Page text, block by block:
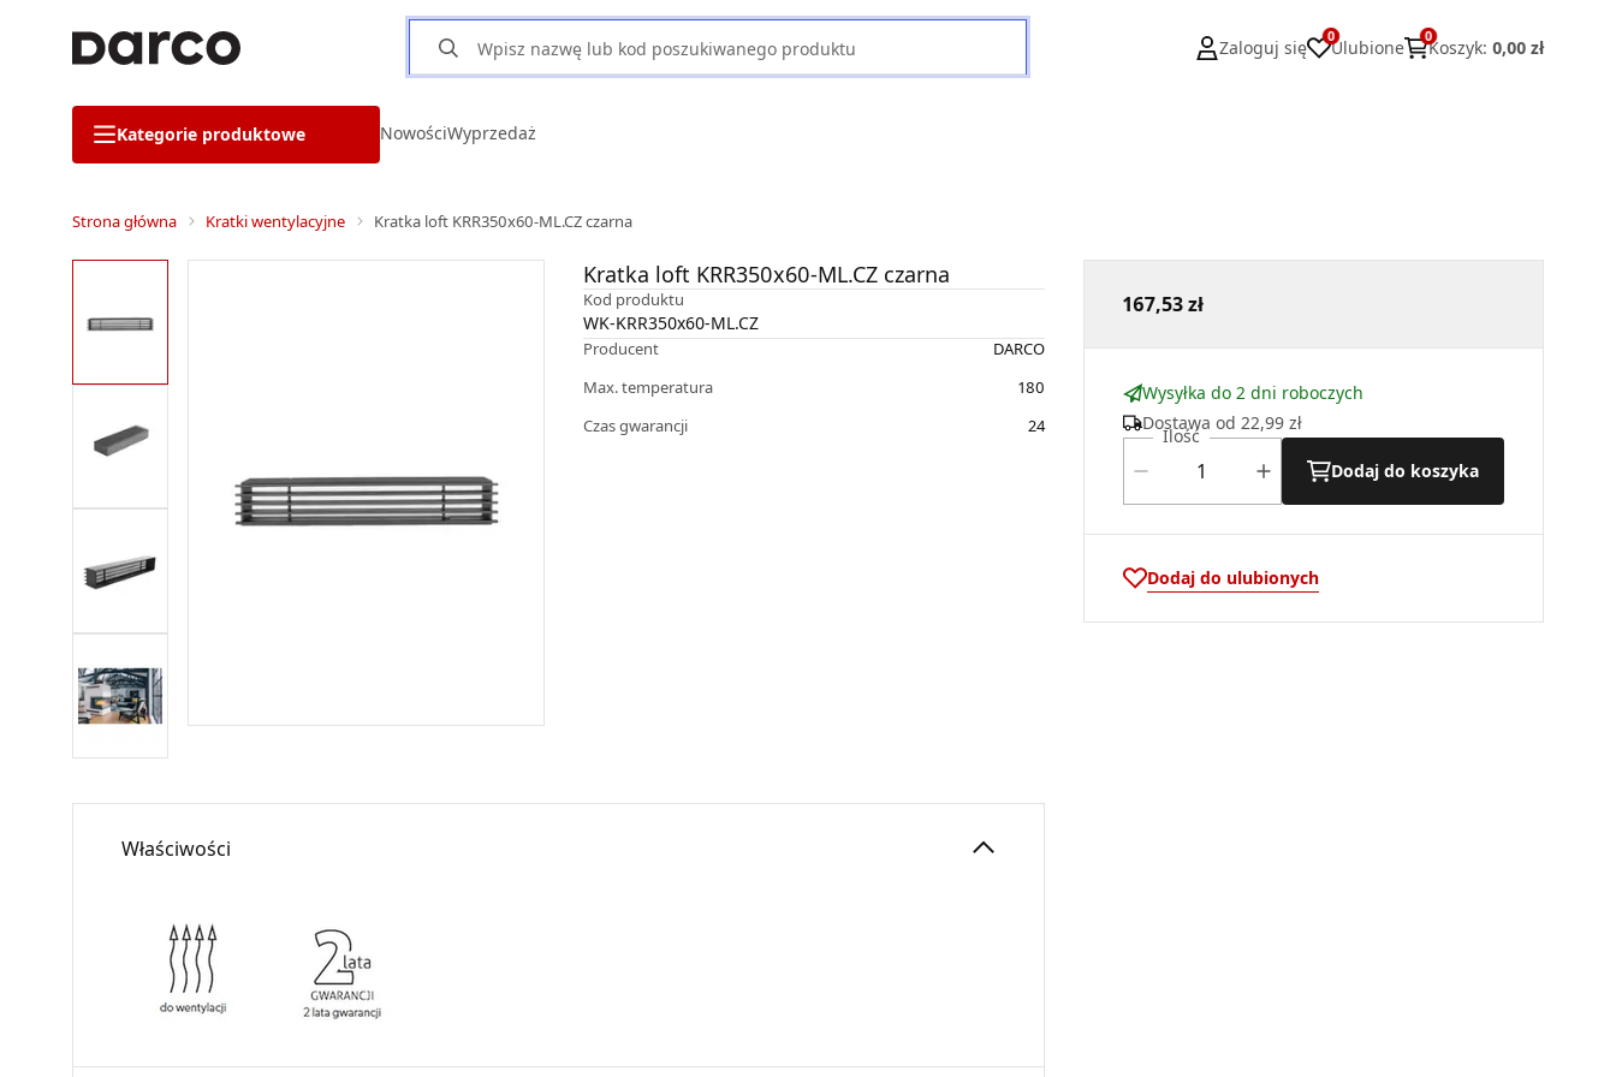
Zaloguj się
0
Ulubione
0
Koszyk: 0,00 zł
Kategorie produktowe NowościWyprzedaż
Strona główna Kratki wentylacyjne Kratka loft KRR350x60-ML.CZ czarna
Kratka loft KRR350x60-ML.CZ czarna
Kod produktu
WK-KRR350x60-ML.CZ
Producent
DARCO
Max. temperatura
180
Czas gwarancji
24
167,53 zł
Wysyłka do 2 dni roboczych
Dostawa od 22,99 zł
Ilość
Dodaj do koszyka
Dodaj do ulubionych
Właściwości